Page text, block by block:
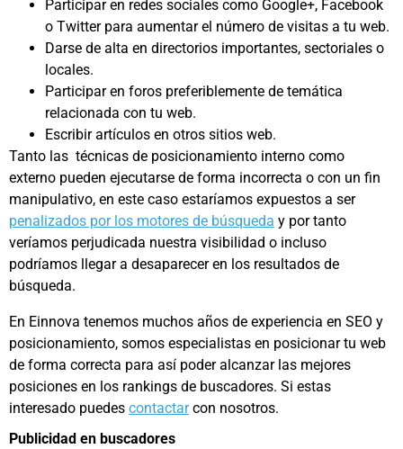
Participar en redes sociales como Google+, Facebook
o Twitter para aumentar el número de visitas a tu web.
Darse de alta en directorios importantes, sectoriales o
locales.
Participar en foros preferiblemente de temática
relacionada con tu web.
Escribir artículos en otros sitios web.
Tanto las técnicas de posicionamiento interno como
externo pueden ejecutarse de forma incorrecta o con un fin
manipulativo, en este caso estaríamos expuestos a ser
penalizados por los motores de búsqueda y por tanto
veríamos perjudicada nuestra visibilidad o incluso
podríamos llegar a desaparecer en los resultados de
búsqueda.
En Einnova tenemos muchos años de experiencia en SEO y
posicionamiento, somos especialistas en posicionar tu web
de forma correcta para así poder alcanzar las mejores
posiciones en los rankings de buscadores. Si estas
interesado puedes contactarcon nosotros.
Publicidad en buscadores